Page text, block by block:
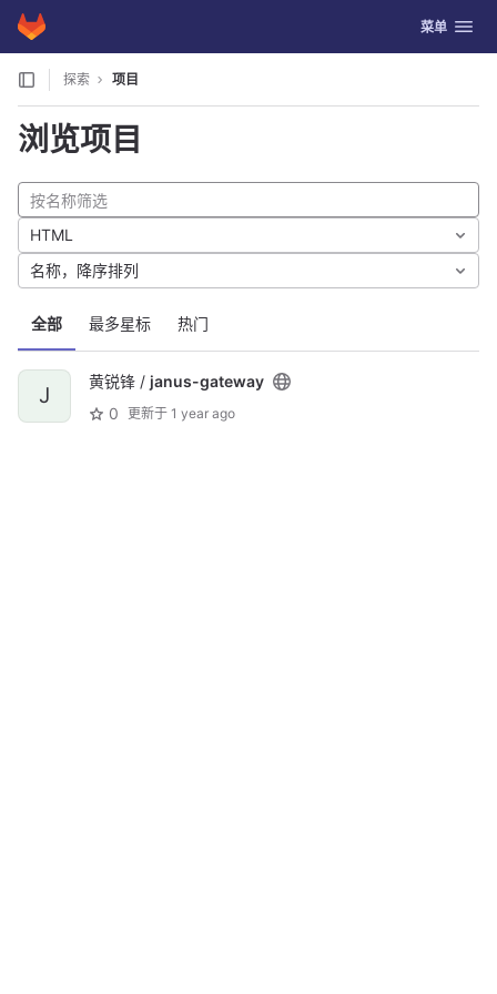
Skip to content
GitLab 切换导航
菜单
探索 项目
浏览项目
全部 最多星标 热门
HTML
名称，降序排列
J
黄锐锋 / janus-gateway
0 更新于 1 year ago